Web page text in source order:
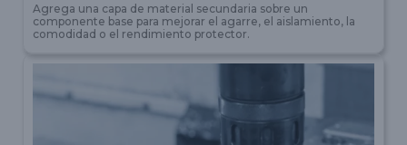
Agrega una capa de material secundaria sobre un
componente base para mejorar el agarre, el aislamiento, la
comodidad o el rendimiento protector.